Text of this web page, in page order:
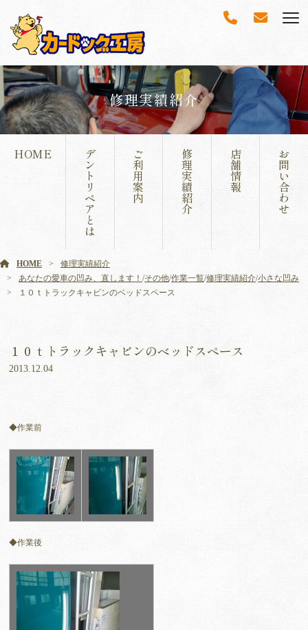
修理実績紹介
HOME デ
ン
ト
リ
ペ
ア
と
は
ご
利
用
案
内
修
理
実
績
紹
介
店
舗
情
報
お
問
い
合
わ
せ
HOME
修理実績紹介
あなたの愛車の凹み、直します！ /その他/作業一覧/修理実績紹介/小さな凹み
１０ｔトラックキャビンのベッドスペース
１０ｔトラックキャビンのベッドスペース
2013.12.04
◆作業前
◆作業後